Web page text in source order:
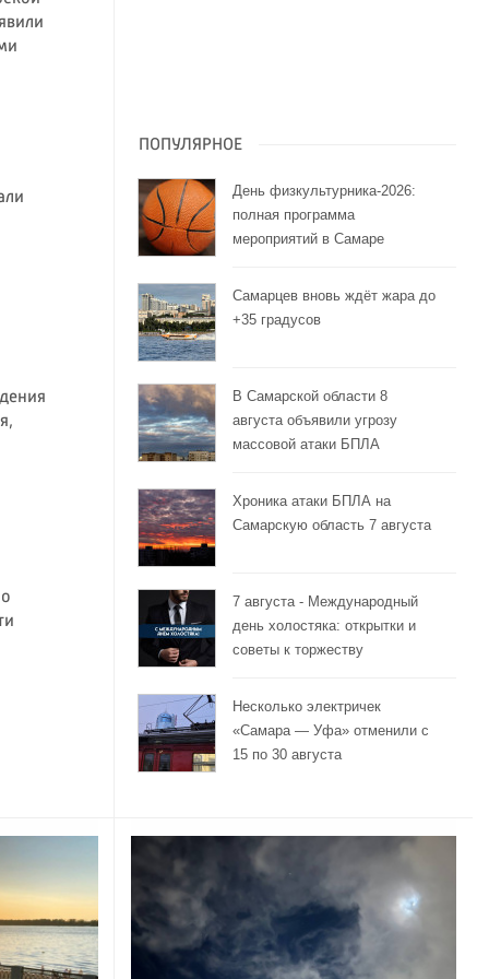
ПОПУЛЯРНОЕ
День физкультурника-2026:
полная программа
мероприятий в Самаре
Самарцев вновь ждёт жара до
+35 градусов
В Самарской области 8
августа объявили угрозу
массовой атаки БПЛА
Хроника атаки БПЛА на
Самарскую область 7 августа
7 августа - Международный
день холостяка: открытки и
советы к торжеству
Несколько электричек
«Самара — Уфа» отменили с
15 по 30 августа